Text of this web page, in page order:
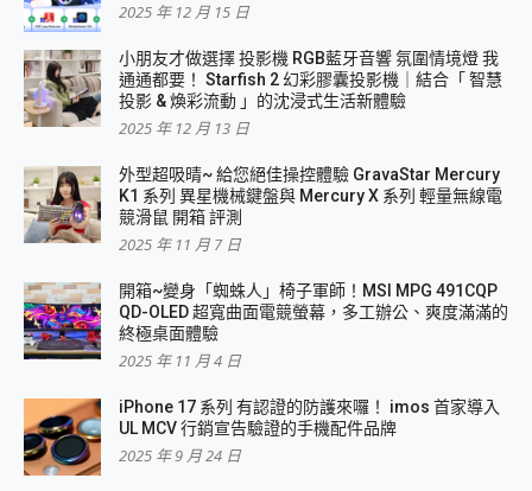
2025 年 12 月 15 日
小朋友才做選擇 投影機 RGB藍牙音響 氛圍情境燈 我
通通都要！ Starfish 2 幻彩膠囊投影機｜結合「 智慧
投影 & 煥彩流動 」的沈浸式生活新體驗
2025 年 12 月 13 日
外型超吸晴~ 給您絕佳操控體驗 GravaStar Mercury
K1 系列 異星機械鍵盤與 Mercury X 系列 輕量無線電
競滑鼠 開箱 評測
2025 年 11 月 7 日
開箱~變身「蜘蛛人」椅子軍師！MSI MPG 491CQP
QD-OLED 超寬曲面電競螢幕，多工辦公、爽度滿滿的
終極桌面體驗
2025 年 11 月 4 日
iPhone 17 系列 有認證的防護來囉！ imos 首家導入
UL MCV 行銷宣告驗證的手機配件品牌
2025 年 9 月 24 日